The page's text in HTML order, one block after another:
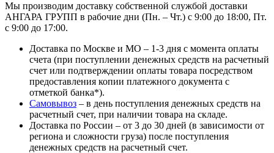
Мы производим доставку собственной службой доставки
АНГАРА ГРУПП в рабочие дни (Пн. – Чт.) с 9:00 до 18:00, Пт.
с 9:00 до 17:00.
Доставка по Москве и МО – 1-3 дня с момента оплаты
счета (при поступлении денежных средств на расчетный
счет или подтверждении оплаты товара посредством
предоставления копии платежного документа с
отметкой банка*).
Самовывоз – в день поступления денежных средств на
расчетный счет, при наличии товара на складе.
Доставка по России – от 3 до 30 дней (в зависимости от
региона и сложности груза) после поступления
денежных средств на расчетный счет.